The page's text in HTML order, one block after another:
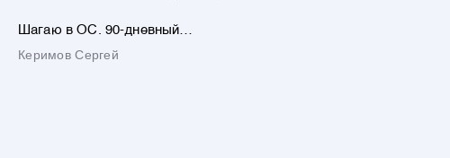
Шагаю в ОС. 90-дневный
Керимов Сергей